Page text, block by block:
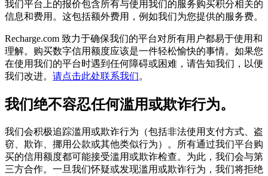
我们平台上的报价包含所有与使用我们的服务购买积分相关的
信息和费用。这包括额外费用，例如我们为您提供的服务费。
Recharge.com 致力于确保我们的平台对所有用户都易于使用和
理解。购买数字信用额度应该是一件轻松愉快的事情。如果您
在使用我们的平台时遇到任何障碍或困难，请告知我们，以便
我们改进。 请点击此处联系我们。
我们绝不容忍任何滥用或欺诈行为。
我们会积极追踪滥用或欺诈行为（包括非法使用支付方式、盗
窃、欺诈、挪用公款或其他类似行为）。所有通过我们平台购
买的信用额度都可能接受滥用或欺诈检查。为此，我们会与第
三方合作。一旦我们怀疑或发现滥用或欺诈行为，我们将拒绝